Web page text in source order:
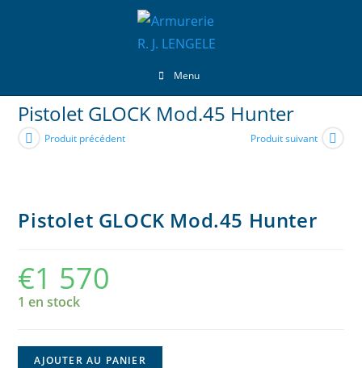
Menu
Pistolet GLOCK Mod.45 Hunter
Produit précédent Produit suivant
Pistolet GLOCK Mod.45 Hunter
€1 570
1 en stock
AJOUTER AU PANIER